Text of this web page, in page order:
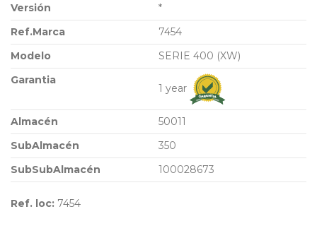
Versión
*
Ref.Marca
7454
Modelo
SERIE 400 (XW)
Garantia
1 year
Almacén
50011
SubAlmacén
350
SubSubAlmacén
100028673
Ref. loc: 7454